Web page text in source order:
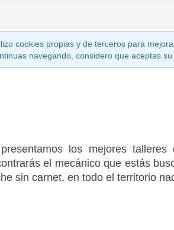
cookies propias y de terceros para
navegando, considero que aceptas su
los mejores
el mecánico que estás
sin carnet, en todo el territorio